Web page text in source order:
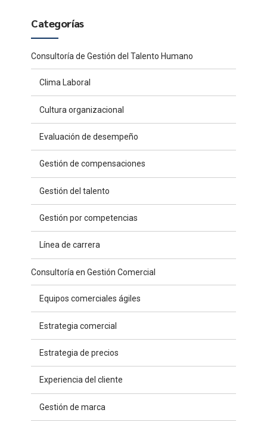
Categorías
Consultoría de Gestión del Talento Humano
Clima Laboral
Cultura organizacional
Evaluación de desempeño
Gestión de compensaciones
Gestión del talento
Gestión por competencias
Línea de carrera
Consultoría en Gestión Comercial
Equipos comerciales ágiles
Estrategia comercial
Estrategia de precios
Experiencia del cliente
Gestión de marca